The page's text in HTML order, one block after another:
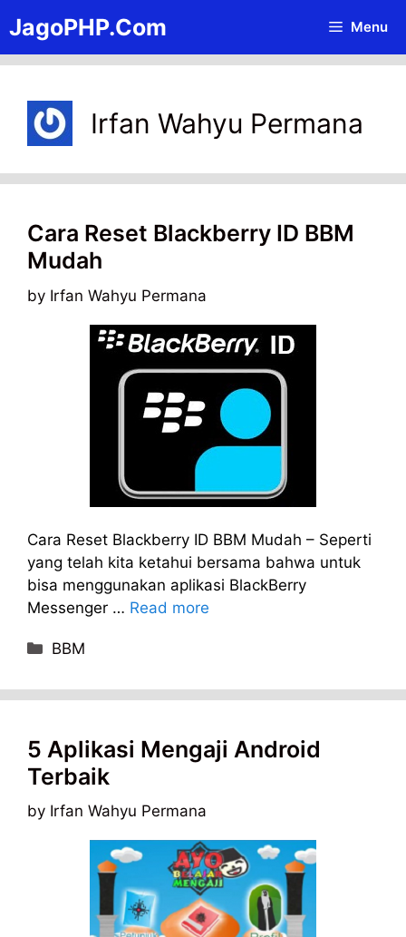
to
content
JagoPHP.Com Menu
Irfan Wahyu Permana
Cara Reset Blackberry ID BBM
Mudah
by Irfan Wahyu Permana
Cara Reset Blackberry ID BBM Mudah – Seperti
yang telah kita ketahui bersama bahwa untuk
bisa menggunakan aplikasi BlackBerry
Messenger … Read more
Categories
BBM
5 Aplikasi Mengaji Android
Terbaik
by Irfan Wahyu Permana